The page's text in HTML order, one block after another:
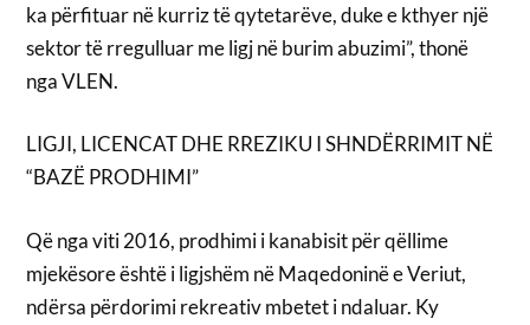
ka përfituar në kurriz të qytetarëve, duke e kthyer një
sektor të rregulluar me ligj në burim abuzimi”, thonë
nga VLEN.
LIGJI, LICENCAT DHE RREZIKU I SHNDËRRIMIT NË
“BAZË PRODHIMI”
Që nga viti 2016, prodhimi i kanabisit për qëllime
mjekësore është i ligjshëm në Maqedoninë e Veriut,
ndërsa përdorimi rekreativ mbetet i ndaluar. Ky